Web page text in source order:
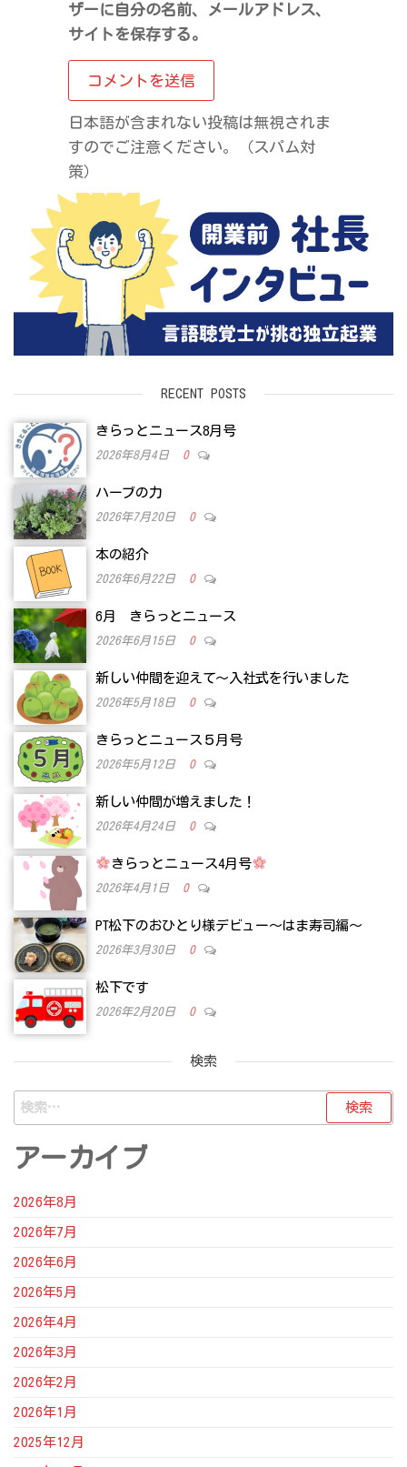
ザーに自分の名前、メールアドレス、
サイトを保存する。
日本語が含まれない投稿は無視されま
すのでご注意ください。（スパム対
策）
RECENT POSTS
きらっとニュース8月号
2026年8月4日 0
ハーブの力
2026年7月20日 0
本の紹介
2026年6月22日 0
6月 きらっとニュース
2026年6月15日 0
新しい仲間を迎えて～入社式を行いました
2026年5月18日 0
きらっとニュース５月号
2026年5月12日 0
新しい仲間が増えました！
2026年4月24日 0
きらっとニュース4月号
2026年4月1日 0
PT松下のおひとり様デビュー～はま寿司編～
2026年3月30日 0
松下です
2026年2月20日 0
検索
検
索:
アーカイブ
2026年8月
2026年7月
2026年6月
2026年5月
2026年4月
2026年3月
2026年2月
2026年1月
2025年12月